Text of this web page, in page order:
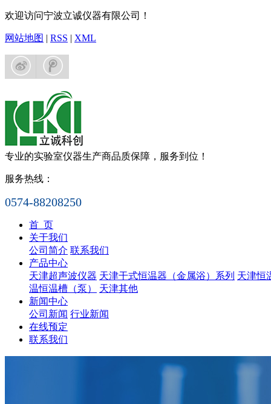
欢迎访问宁波立诚仪器有限公司！
网站地图 | RSS | XML
专业的实验室仪器生产商品质保障，服务到位！
服务热线：
0574-88208250
首 页
关于我们
公司简介 联系我们
产品中心
天津超声波仪器 天津干式恒温器（金属浴）系列 天津恒
温恒温槽（泵）
天津其他
新闻中心
公司新闻 行业新闻
在线预定
联系我们